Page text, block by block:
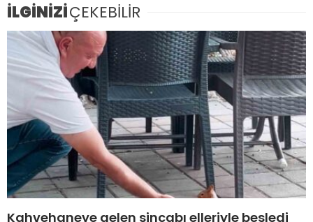
İLGİNİZİÇEKEBİLİR
Kahvehaneye gelen sincabı elleriyle besledi